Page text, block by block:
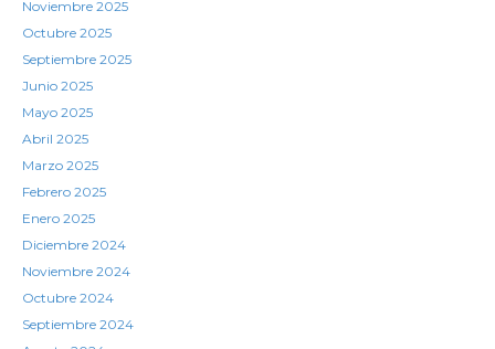
Noviembre 2025
Octubre 2025
Septiembre 2025
Junio 2025
Mayo 2025
Abril 2025
Marzo 2025
Febrero 2025
Enero 2025
Diciembre 2024
Noviembre 2024
Octubre 2024
Septiembre 2024